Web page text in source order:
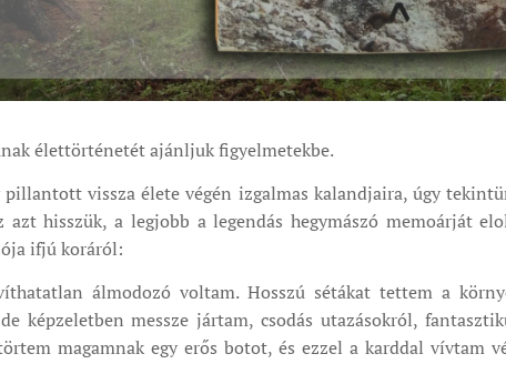
élettörténetét ajánljuk figyelmetekbe.
vissza élete végén izgalmas kalandjaira, úgy
azt hisszük, a legjobb a legendás hegymászó memoárját
ifjú koráról:
álmodozó voltam. Hosszú sétákat tettem a
képzeletben messze jártam, csodás utazásokról,
magamnak egy erős botot, és ezzel a karddal vívtam